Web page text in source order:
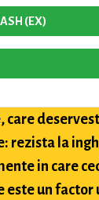
(EX)
rezista la
in care
un factor